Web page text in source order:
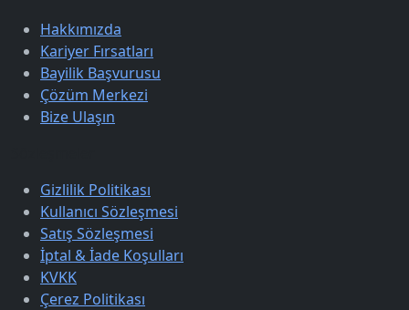
Hakkımızda
Kariyer Fırsatları
Bayilik Başvurusu
Çözüm Merkezi
Bize Ulaşın
Gizlilik Politikası
Kullanıcı Sözleşmesi
Satış Sözleşmesi
İptal & İade Koşulları
KVKK
Çerez Politikası